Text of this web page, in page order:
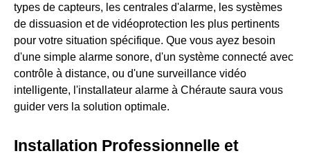
types de capteurs, les centrales d'alarme, les systèmes
de dissuasion et de vidéoprotection les plus pertinents
pour votre situation spécifique. Que vous ayez besoin
d'une simple alarme sonore, d'un système connecté avec
contrôle à distance, ou d'une surveillance vidéo
intelligente, l'installateur alarme à Chéraute saura vous
guider vers la solution optimale.
Installation Professionnelle et